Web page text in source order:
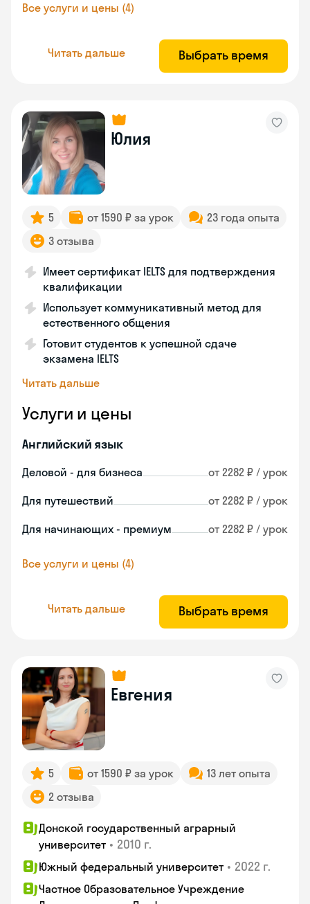
Все услуги и цены (4)
Читать дальше Выбрать время
Юлия
5 от 1590 ₽ за урок
23 года опыта
3 отзыва
Имеет сертификат IELTS для подтверждения
квалификации
Использует коммуникативный метод для
естественного общения
Готовит студентов к успешной сдаче
экзамена IELTS
Читать дальше
Услуги и цены
Английский язык
Деловой - для бизнеса от 2282 ₽ / урок
Для путешествий от 2282 ₽ / урок
Для начинающих - премиум от 2282 ₽ / урок
Все услуги и цены (4)
Читать дальше Выбрать время
Евгения
5 от 1590 ₽ за урок
13 лет опыта
2 отзыва
Донской государственный аграрный
университет • 2010 г.
Южный федеральный университет • 2022 г.
Частное Образовательное Учреждение